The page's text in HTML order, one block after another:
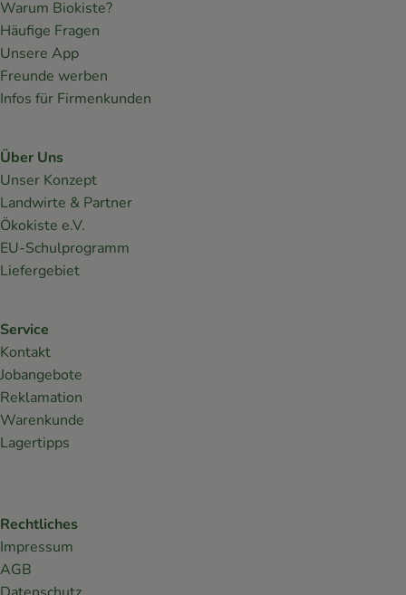
Warum Biokiste?
Häufige Fragen
Unsere App
Freunde werben
Infos für Firmenkunden
Über Uns
Unser Konzept
Landwirte & Partner
Ökokiste e.V.
EU-Schulprogramm
Liefergebiet
Service
Kontakt
Jobangebote
Reklamation
Warenkunde
Lagertipps
Rechtliches
Impressum
AGB